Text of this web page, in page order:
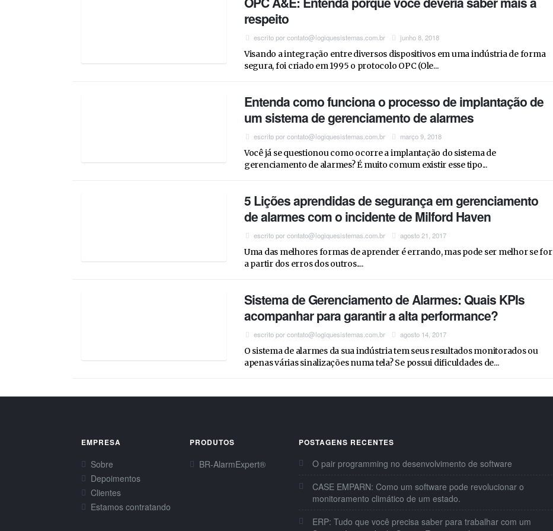
respeito
escrito porcontato@logiquesistemas.com.br junho 8, 2018
Visando a integração entre diversos dispositivos em uma indústria de forma
segura, foi criado em 1995 o protocolo OPC (Ole...
Entenda como funciona o processo de implantação de
um sistema de gerenciamento de alarmes
escrito porcontato@logiquesistemas.com.br março 9, 2018
Você já se questionou como ocorre a implantação do sistema de
gerenciamento de alarmes? É muito comum existir esse tipo...
5 Lições aprendidas de segurança em gerenciamento
de alarmes com o incidente de Milford Haven
escrito porcontato@logiquesistemas.com.br agosto 21, 2017
Uma das melhores formas de aprender é errando, mas pode ser melhor se for
a partir dos erros dos outros....
Sistema de Gerenciamento de Alarmes: Quais KPIs
acompanhar para garantir a alta performance?
escrito porcontato@logiquesistemas.com.br agosto 14, 2017
O sistema de alarmes da sua indústria tem seus resultados monitorados ou
apenas várias sinalizações numa tela? Se possui dificuldades de...
EMPRESA
Sobre
Depoimentos
Clientes
Estamos contratando
PRODUTOS
BR-AlarmExpert®
POSTAGENS RECENTES
O pair programming no desenvolvimento de software
CASE EMPARN: Como um software pode revolucionar o
monitoramento climático de um estado.
ERP: Tudo que você precisa saber para trabalhar com um